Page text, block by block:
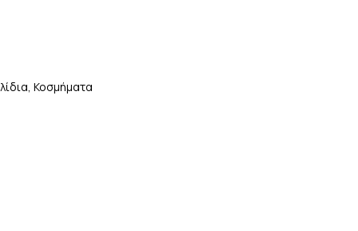
, Κοσμήματα